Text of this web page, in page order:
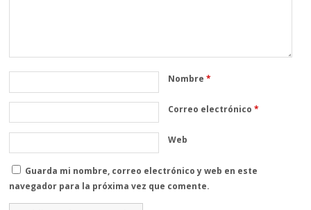
Nombre*
Correo electrónico*
Web
Guarda mi nombre, correo electrónico y web en este
navegador para la próxima vez que comente.